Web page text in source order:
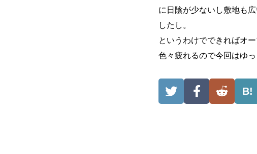
に日陰が少ないし敷地も
したし。
というわけでできればオ
色々疲れるので今回はゆ
B!